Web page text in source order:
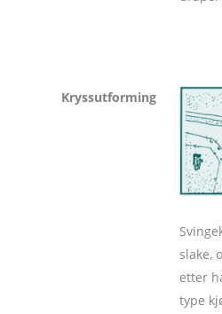
Kryssutforming
slake,
etter
type